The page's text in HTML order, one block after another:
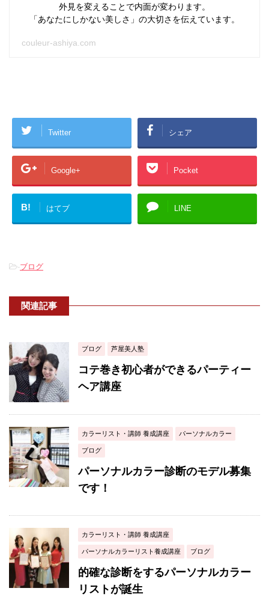
外見を変えることで内面が変わります。
「あなたにしかない美しさ」の大切さを伝えています。
couleur-ashiya.com
Twitter シェア
Google+ Pocket
B! はてブ LINE
-ブログ
関連記事
ブログ 芦屋美人塾
コテ巻き初心者ができるパーティー
ヘア講座
カラーリスト・講師 養成講座 パーソナルカラー
ブログ
パーソナルカラー診断のモデル募集
です！
カラーリスト・講師 養成講座
パーソナルカラーリスト養成講座 ブログ
的確な診断をするパーソナルカラー
リストが誕生